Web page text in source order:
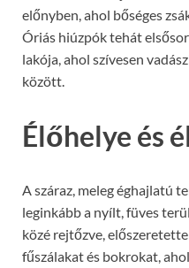
előnyben, ahol bőséges
Óriás hiúzpók tehát
lakója, ahol szívesen
között.
Élőhelye és
A száraz, meleg éghajlatú
leginkább a nyílt, füves
közé rejtőzve,
fűszálakat és bokrokat,